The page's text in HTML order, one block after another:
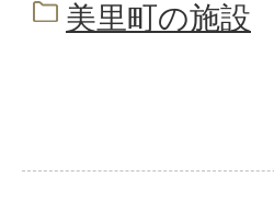
美里町の施設